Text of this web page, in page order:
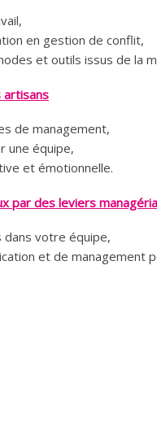
en gestion de conflit,
et outils issus de la
artisans
de management,
une équipe,
et émotionnelle.
par des leviers
dans votre équipe,
et de management